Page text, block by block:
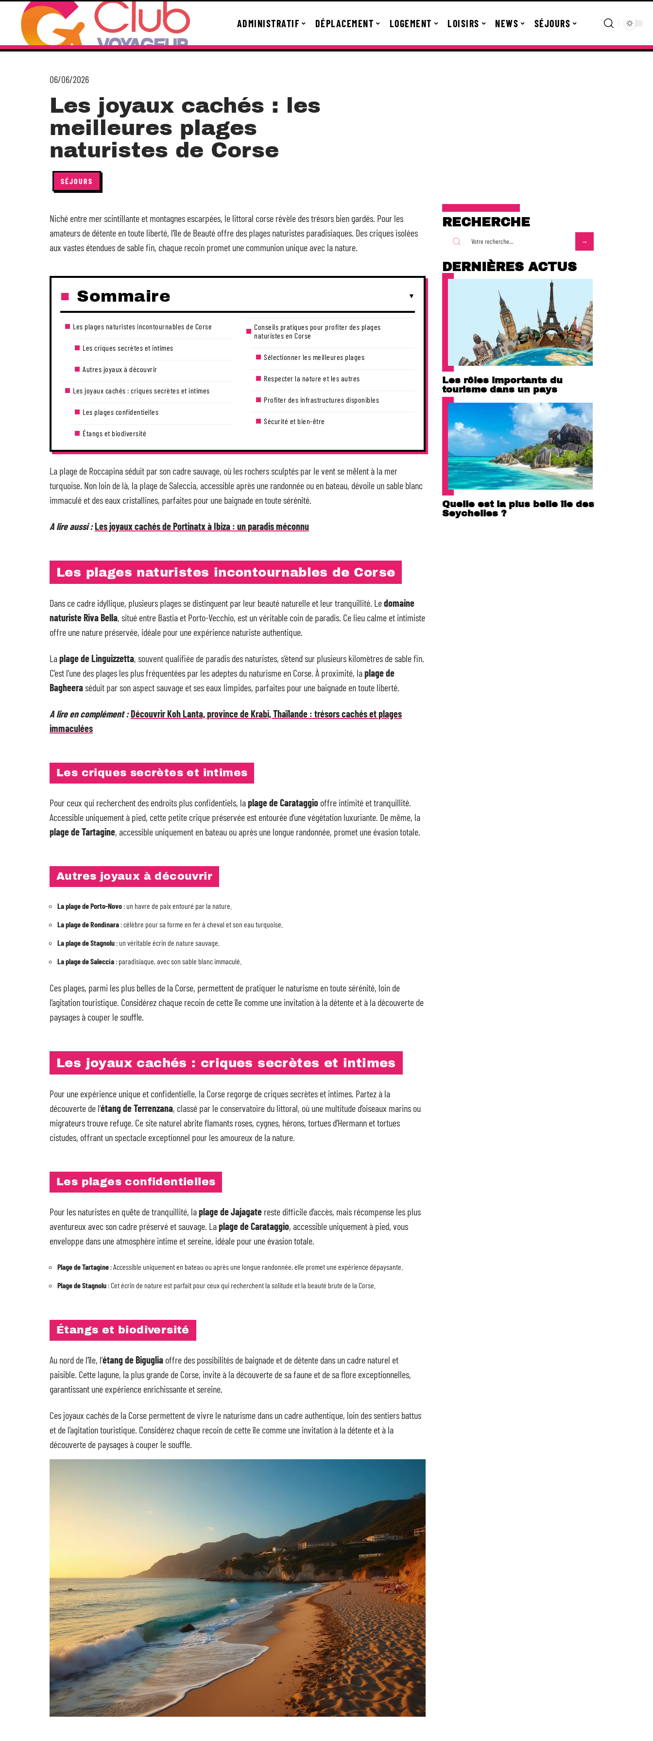
ADMINISTRATIF DÉPLACEMENT LOGEMENT LOISIRS NEWS SÉJOURS
06/06/2026
Les joyaux cachés : les
meilleures plages
naturistes de Corse
SÉJOURS
Niché entre mer scintillante et montagnes escarpées, le littoral corse révèle des trésors bien gardés. Pour les
amateurs de détente en toute liberté, l’île de Beauté offre des plages naturistes paradisiaques. Des criques isolées
aux vastes étendues de sable fin, chaque recoin promet une communion unique avec la nature.
Sommaire
Les plages naturistes incontournables de Corse
Les criques secrètes et intimes
Autres joyaux à découvrir
Les joyaux cachés : criques secrètes et intimes
Les plages confidentielles
Étangs et biodiversité
Conseils pratiques pour profiter des plages
naturistes en Corse
Sélectionner les meilleures plages
Respecter la nature et les autres
Profiter des infrastructures disponibles
Sécurité et bien-être
La plage de Roccapina séduit par son cadre sauvage, où les rochers sculptés par le vent se mêlent à la mer
turquoise. Non loin de là, la plage de Saleccia, accessible après une randonnée ou en bateau, dévoile un sable blanc
immaculé et des eaux cristallines, parfaites pour une baignade en toute sérénité.
A lire aussi :Les joyaux cachés de Portinatx à Ibiza : un paradis méconnu
Les plages naturistes incontournables de Corse
Dans ce cadre idyllique, plusieurs plages se distinguent par leur beauté naturelle et leur tranquillité. Ledomaine
naturiste Riva Bella, situé entre Bastia et Porto-Vecchio, est un véritable coin de paradis. Ce lieu calme et intimiste
offre une nature préservée, idéale pour une expérience naturiste authentique.
Laplage de Linguizzetta, souvent qualifiée de paradis des naturistes, s’étend sur plusieurs kilomètres de sable fin.
C’est l’une des plages les plus fréquentées par les adeptes du naturisme en Corse. À proximité, laplage de
Bagheeraséduit par son aspect sauvage et ses eaux limpides, parfaites pour une baignade en toute liberté.
A lire en complément :Découvrir Koh Lanta, province de Krabi, Thaïlande : trésors cachés et plages
immaculées
Les criques secrètes et intimes
Pour ceux qui recherchent des endroits plus confidentiels, laplage de Carataggio offre intimité et tranquillité.
Accessible uniquement à pied, cette petite crique préservée est entourée d’une végétation luxuriante. De même, la
plage de Tartagine, accessible uniquement en bateau ou après une longue randonnée, promet une évasion totale.
Autres joyaux à découvrir
La plage de Porto-Novo : un havre de paix entouré par la nature.
La plage de Rondinara : célèbre pour sa forme en fer à cheval et son eau turquoise.
La plage de Stagnolu : un véritable écrin de nature sauvage.
La plage de Saleccia : paradisiaque, avec son sable blanc immaculé.
Ces plages, parmi les plus belles de la Corse, permettent de pratiquer le naturisme en toute sérénité, loin de
l’agitation touristique. Considérez chaque recoin de cette île comme une invitation à la détente et à la découverte de
paysages à couper le souffle.
Les joyaux cachés : criques secrètes et intimes
Pour une expérience unique et confidentielle, la Corse regorge de criques secrètes et intimes. Partez à la
découverte de l’étang de Terrenzana, classé par le conservatoire du littoral, où une multitude d’oiseaux marins ou
migrateurs trouve refuge. Ce site naturel abrite flamants roses, cygnes, hérons, tortues d’Hermann et tortues
cistudes, offrant un spectacle exceptionnel pour les amoureux de la nature.
Les plages confidentielles
Pour les naturistes en quête de tranquillité, laplage de Jajagate reste difficile d’accès, mais récompense les plus
aventureux avec son cadre préservé et sauvage. Laplage de Carataggio, accessible uniquement à pied, vous
enveloppe dans une atmosphère intime et sereine, idéale pour une évasion totale.
Plage de Tartagine : Accessible uniquement en bateau ou après une longue randonnée, elle promet une expérience dépaysante.
Plage de Stagnolu : Cet écrin de nature est parfait pour ceux qui recherchent la solitude et la beauté brute de la Corse.
Étangs et biodiversité
Au nord de l’île, l’étang de Biguglia offre des possibilités de baignade et de détente dans un cadre naturel et
paisible. Cette lagune, la plus grande de Corse, invite à la découverte de sa faune et de sa flore exceptionnelles,
garantissant une expérience enrichissante et sereine.
Ces joyaux cachés de la Corse permettent de vivre le naturisme dans un cadre authentique, loin des sentiers battus
et de l’agitation touristique. Considérez chaque recoin de cette île comme une invitation à la détente et à la
découverte de paysages à couper le souffle.
RECHERCHE
DERNIÈRES ACTUS
Les rôles importants du
tourisme dans un pays
Quelle est la plus belle île des
Seychelles ?